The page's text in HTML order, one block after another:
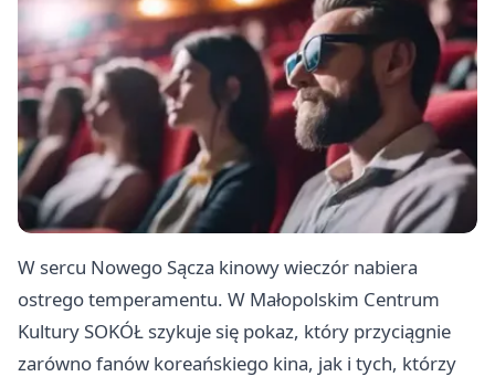
W sercu Nowego Sącza kinowy wieczór nabiera
ostrego temperamentu. W Małopolskim Centrum
Kultury SOKÓŁ szykuje się pokaz, który przyciągnie
zarówno fanów koreańskiego kina, jak i tych, którzy